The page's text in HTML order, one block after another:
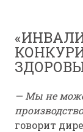
— Мы не
говорит